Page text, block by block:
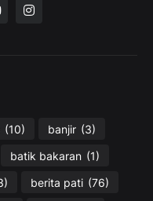
(10) banjir (3)
batik bakaran (1)
berita pati (76)